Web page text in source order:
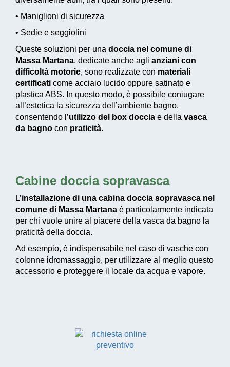
• Maniglioni di sicurezza
• Sedie e seggiolini
Queste soluzioni per una doccia nel comune di
Massa Martana, dedicate anche agli anziani con
difficoltà motorie, sono realizzate con materiali
certificati come acciaio lucido oppure satinato e
plastica ABS. In questo modo, è possibile coniugare
all’estetica la sicurezza dell’ambiente bagno,
consentendo l’utilizzo del box doccia e della vasca
da bagno con praticità.
Cabine doccia sopravasca
L’installazione di una cabina doccia sopravasca nel
comune di Massa Martana è particolarmente indicata
per chi vuole unire al piacere della vasca da bagno la
praticità della doccia.
Ad esempio, è indispensabile nel caso di vasche con
colonne idromassaggio, per utilizzare al meglio questo
accessorio e proteggere il locale da acqua e vapore.